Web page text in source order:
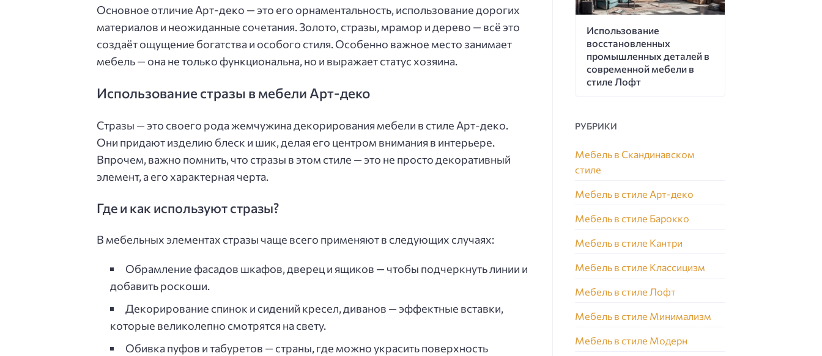
Основное отличие Арт-деко — это его орнаментальность, использование дорогих
материалов и неожиданные сочетания. Золото, стразы, мрамор и дерево — всё это
создаёт ощущение богатства и особого стиля. Особенно важное место занимает
мебель — она не только функциональна, но и выражает статус хозяина.
Использование стразы в мебели Арт-деко
Стразы — это своего рода жемчужина декорирования мебели в стиле Арт-деко.
Они придают изделию блеск и шик, делая его центром внимания в интерьере.
Впрочем, важно помнить, что стразы в этом стиле — это не просто декоративный
элемент, а его характерная черта.
Где и как используют стразы?
В мебельных элементах стразы чаще всего применяют в следующих случаях:
Обрамление фасадов шкафов, дверец и ящиков — чтобы подчеркнуть линии и
добавить роскоши.
Декорирование спинок и сидений кресел, диванов — эффектные вставки,
которые великолепно смотрятся на свету.
Обивка пуфов и табуретов — страны, где можно украсить поверхность
Использование
восстановленных
промышленных деталей в
современной мебели в
стиле Лофт
РУБРИКИ
Мебель в Скандинавском
стиле
Мебель в стиле Арт-деко
Мебель в стиле Барокко
Мебель в стиле Кантри
Мебель в стиле Классицизм
Мебель в стиле Лофт
Мебель в стиле Минимализм
Мебель в стиле Модерн